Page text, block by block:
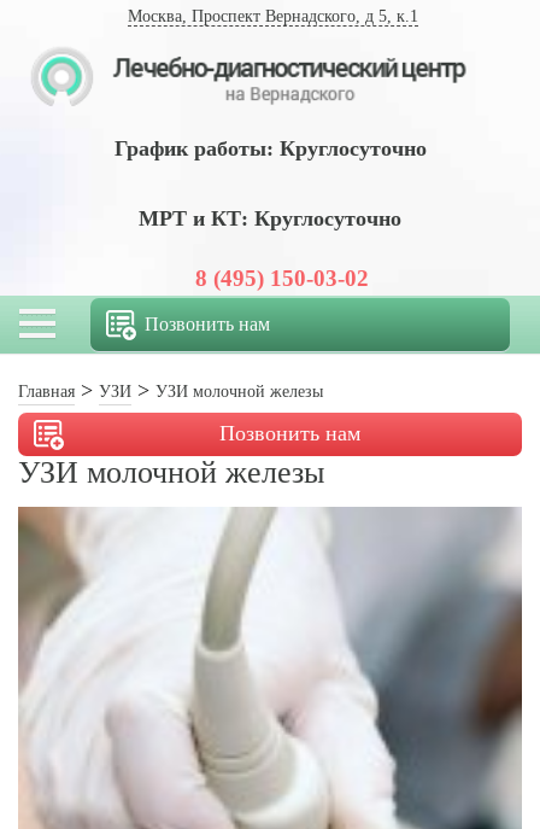
Москва, Проспект Вернадского, д 5, к.1
График работы: Круглосуточно
МРТ и КТ: Круглосуточно
8 (495) 150-03-02
Позвонить нам
Главная УЗИ УЗИ молочной железы
Позвонить нам
УЗИ молочной железы